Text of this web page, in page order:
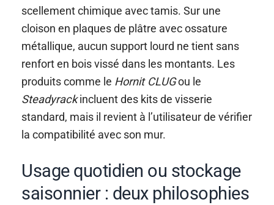
scellement chimique avec tamis. Sur une
cloison en plaques de plâtre avec ossature
métallique, aucun support lourd ne tient sans
renfort en bois vissé dans les montants. Les
produits comme le Hornit CLUGou le
Steadyrackincluent des kits de visserie
standard, mais il revient à l’utilisateur de vérifier
la compatibilité avec son mur.
Usage quotidien ou stockage
saisonnier : deux philosophies